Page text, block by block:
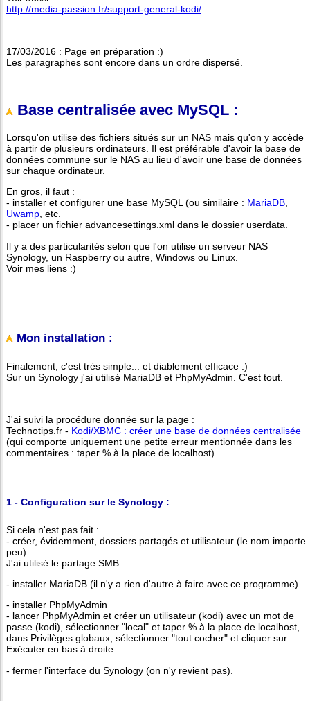
http://media-passion.fr/support-general-kodi/
17/03/2016 : Page en préparation :)
Les paragraphes sont encore dans un ordre dispersé.
Base centralisée avec MySQL :
Lorsqu'on utilise des fichiers situés sur un NAS mais qu'on y accède
à partir de plusieurs ordinateurs. Il est préférable d'avoir la base de
données commune sur le NAS au lieu d'avoir une base de données
sur chaque ordinateur.
En gros, il faut :
- installer et configurer une base MySQL (ou similaire : MariaDB,
Uwamp, etc.
- placer un fichier advancesettings.xml dans le dossier userdata.
Il y a des particularités selon que l'on utilise un serveur NAS
Synology, un Raspberry ou autre, Windows ou Linux.
Voir mes liens :)
Mon installation :
Finalement, c'est très simple... et diablement efficace :)
Sur un Synology j'ai utilisé MariaDB et PhpMyAdmin. C'est tout.
J'ai suivi la procédure donnée sur la page :
Technotips.fr - Kodi/XBMC : créer une base de données centralisée
(qui comporte uniquement une petite erreur mentionnée dans les
commentaires : taper % à la place de localhost)
1 - Configuration sur le Synology :
Si cela n'est pas fait :
- créer, évidemment, dossiers partagés et utilisateur (le nom importe
peu)
J'ai utilisé le partage SMB
- installer MariaDB (il n'y a rien d'autre à faire avec ce programme)
- installer PhpMyAdmin
- lancer PhpMyAdmin et créer un utilisateur (kodi) avec un mot de
passe (kodi), sélectionner "local" et taper % à la place de localhost,
dans Privilèges globaux, sélectionner "tout cocher" et cliquer sur
Exécuter en bas à droite
- fermer l'interface du Synology (on n'y revient pas).